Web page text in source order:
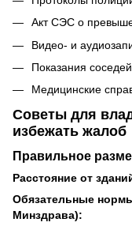
Акт СЭС о
Видео- и
Показания соседей
Медицинские
Советы для
избежать жалоб
Правильное
Расстояние от
Обязательные
Минздрава):